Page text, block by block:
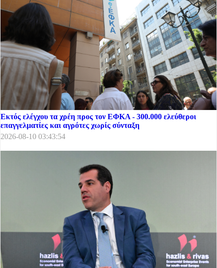
Εκτός ελέγχου τα χρέη προς τον ΕΦΚΑ - 300.000 ελεύθεροι
επαγγελματίες και αγρότες χωρίς σύνταξη
2026-08-10 03:43:54